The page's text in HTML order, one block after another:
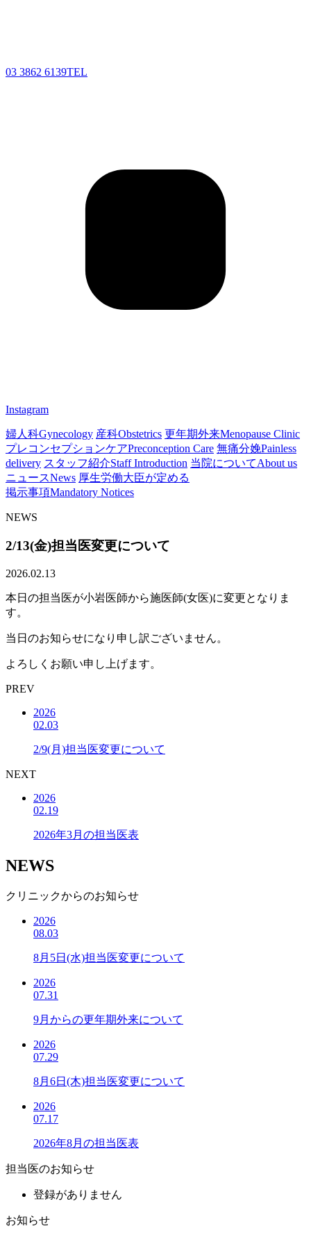
03 3862 6139TEL
Instagram
婦人科Gynecology 産科Obstetrics 更年期外来Menopause Clinic
プレコンセプションケアPreconception Care 無痛分娩Painless
delivery スタッフ紹介Staff Introduction 当院についてAbout us
ニュースNews 厚生労働大臣が定める
掲示事項Mandatory Notices
NEWS
2/13(金)担当医変更について
2026.02.13
本日の担当医が小岩医師から施医師(女医)に変更となりま
す。
当日のお知らせになり申し訳ございません。
よろしくお願い申し上げます。
PREV
2026
02.03
2/9(月)担当医変更について
NEXT
2026
02.19
2026年3月の担当医表
NEWS
クリニックからのお知らせ
2026
08.03
8月5日(水)担当医変更について
2026
07.31
9月からの更年期外来について
2026
07.29
8月6日(木)担当医変更について
2026
07.17
2026年8月の担当医表
担当医のお知らせ
登録がありません
お知らせ